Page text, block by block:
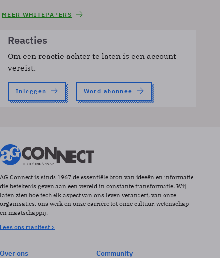
MEER WHITEPAPERS
Reacties
Om een reactie achter te laten is een account
vereist.
Inloggen Word abonnee
AG Connect is sinds 1967 de essentiële bron van ideeën en informatie
die betekenis geven aan een wereld in constante transformatie. Wij
laten zien hoe tech elk aspect van ons leven verandert, van onze
organisaties, ons werk en onze carrière tot onze cultuur, wetenschap
en maatschappij.
Lees ons manifest >
Over ons
Community